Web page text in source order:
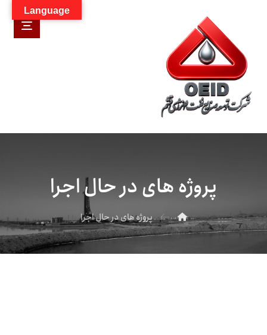
پروژه های در حال اجرا
پروژه های در حال اجرا
Language